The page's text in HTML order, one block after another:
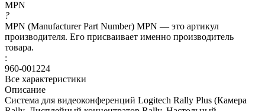
MPN
?
MPN (Manufacturer Part Number) MPN — это артикул
производителя. Его присваивает именно производитель
товара.
:
960-001224
Все характеристики
Описание
Система для видеоконференций Logitech Rally Plus (Камера